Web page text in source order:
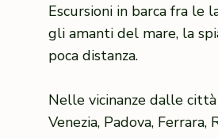
Escursioni in barca fra le
gli amanti del mare, la
poca distanza.
Nelle vicinanze dalle
Venezia, Padova, Ferrara,